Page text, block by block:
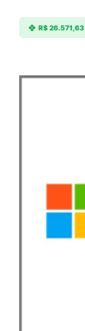
a
R$26.571,63